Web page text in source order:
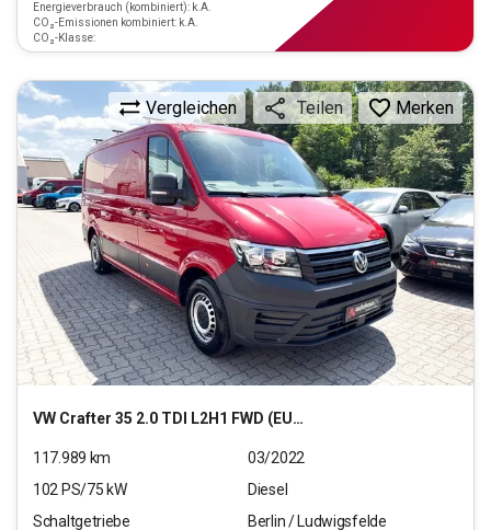
Energieverbrauch (kombiniert): k.A.
CO₂-Emissionen kombiniert: k.A.
CO₂-Klasse:
VW Crafter 35 2.0 TDI L2H1 FWD (EURO 6d)
Vergleichen Teilen Merken
117.989 km
03/2022
102 PS/75 kW
Diesel
Schaltgetriebe
Berlin / Ludwigsfelde